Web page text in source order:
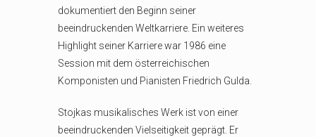
dokumentiert den Beginn seiner
beeindruckenden Weltkarriere. Ein weiteres
Highlight seiner Karriere war 1986 eine
Session mit dem österreichischen
Komponisten und Pianisten Friedrich Gulda.
Stojkas musikalisches Werk ist von einer
beeindruckenden Vielseitigkeit geprägt. Er